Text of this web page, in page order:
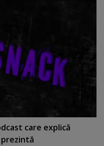
care explică